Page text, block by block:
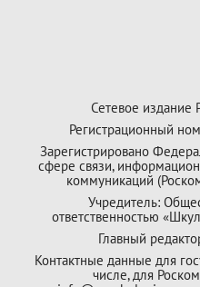
Сетевое издание
Регистрационный
Зарегистрировано
сфере связи,
коммуникаций
Учредитель:
ответственностью
Главный
Контактные данные для
числе, для